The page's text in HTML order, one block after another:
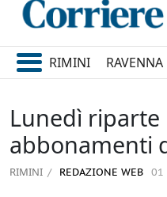
RIMINI RAVENNA
Lunedì riparte
abbonamenti
RIMINI REDAZIONE WEB 01